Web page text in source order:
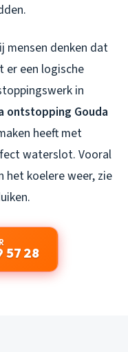
mensen denken dat
er een logische
in
ontstopping Gouda
heeft met
waterslot. Vooral
het koelere weer, zie
57 28